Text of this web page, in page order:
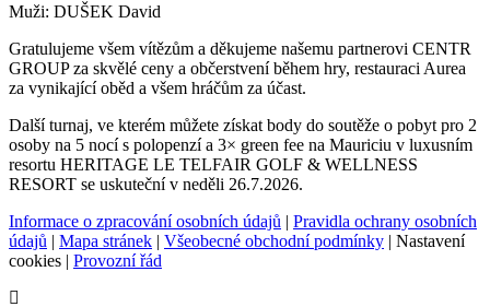
Muži: DUŠEK David
Gratulujeme všem vítězům a děkujeme našemu partnerovi CENTR
GROUP za skvělé ceny a občerstvení během hry, restauraci Aurea
za vynikající oběd a všem hráčům za účast.
Další turnaj, ve kterém můžete získat body do soutěže o pobyt pro 2
osoby na 5 nocí s polopenzí a 3× green fee na Mauriciu v luxusním
resortu HERITAGE LE TELFAIR GOLF & WELLNESS
RESORT se uskuteční v neděli 26.7.2026.
Informace o zpracování osobních údajů | Pravidla ochrany osobních
údajů | Mapa stránek | Všeobecné obchodní podmínky | Nastavení
cookies | Provozní řád